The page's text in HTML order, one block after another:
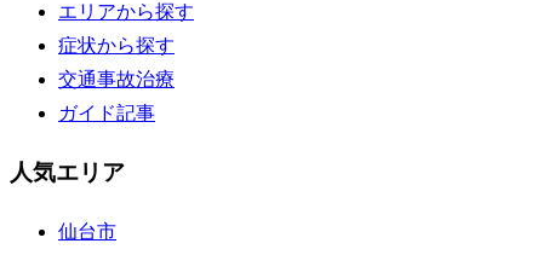
エリアから探す
症状から探す
交通事故治療
ガイド記事
人気エリア
仙台市